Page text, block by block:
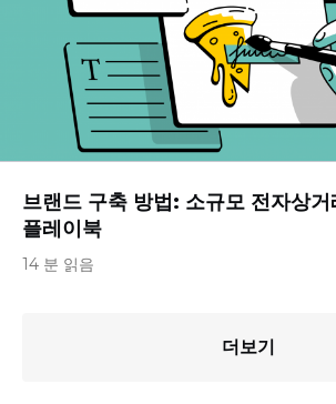
브랜드 구축 방법: 소규모 전자상
플레이북
14 분 읽음
더보기